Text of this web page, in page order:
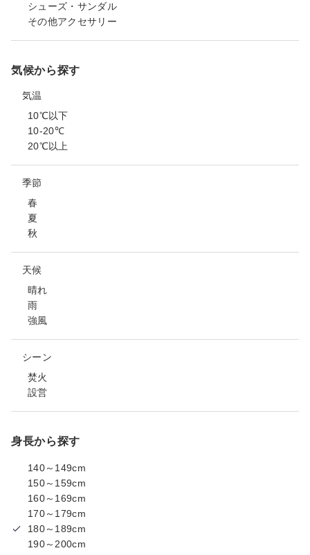
シューズ・サンダル
その他アクセサリー
気候から探す
気温
10℃以下
10-20℃
20℃以上
季節
春
夏
秋
天候
晴れ
雨
強風
シーン
焚火
設営
身長から探す
140～149cm
150～159cm
160～169cm
170～179cm
180～189cm
190～200cm